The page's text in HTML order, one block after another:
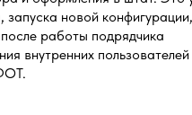
запуска новой конфигурации,
работы подрядчика
внутренних